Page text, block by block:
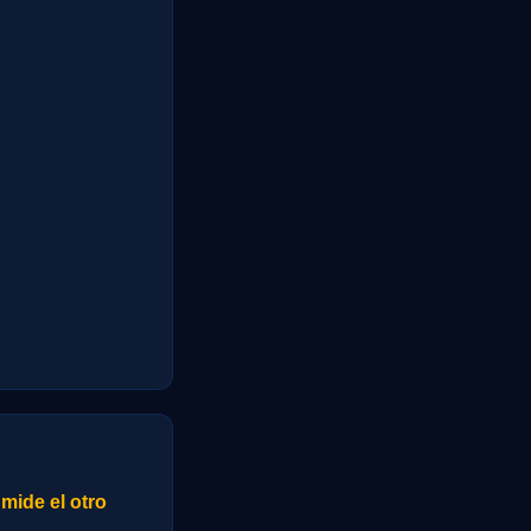
el otro